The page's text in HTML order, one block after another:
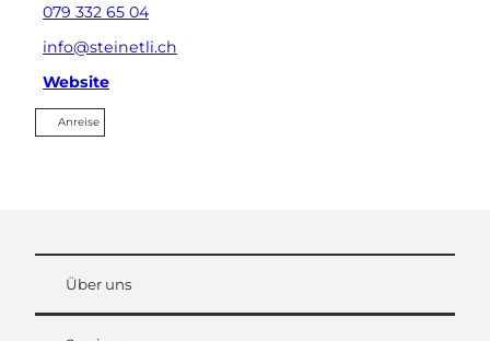
079 332 65 04
info@steinetli.ch
Website
Anreise
Über uns